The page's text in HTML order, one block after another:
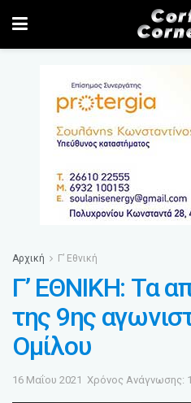
Αρχική Γ’ Εθνική
Γ’ ΕΘΝΙΚΗ: Τα
της 9ης
Ομίλου
16 Μαΐου 2021 Χρόνος Ανάγνωσης: